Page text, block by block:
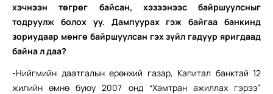
хэчнээн төгрөг байсан, хэзээнээс байршуулсныг
тодруулж болох уу. Дампуурах гэж байгаа банкинд
зориудаар мөнгө байршуулсан гэх зүйл гадуур яригдаад
байна л даа?
-Нийгмийн даатгалын ерөнхий газар, Капитал банктай 12
жилийн өмнө буюу 2007 онд “Хамтран ажиллах гэрээ”